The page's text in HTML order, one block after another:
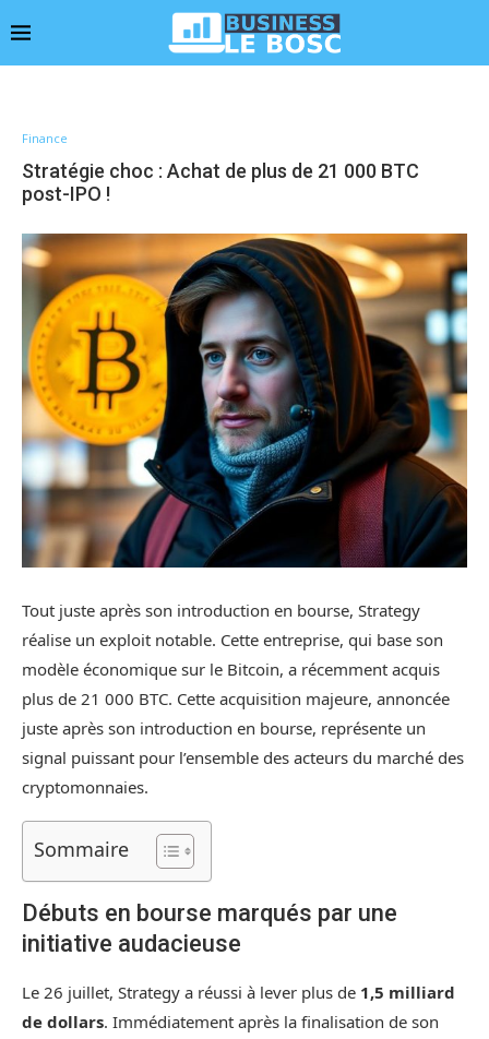
Finance
Stratégie choc : Achat de plus de 21 000 BTC
post-IPO !
Tout juste après son introduction en bourse, Strategy
réalise un exploit notable. Cette entreprise, qui base son
modèle économique sur le Bitcoin, a récemment acquis
plus de 21 000 BTC. Cette acquisition majeure, annoncée
juste après son introduction en bourse, représente un
signal puissant pour l’ensemble des acteurs du marché des
cryptomonnaies.
Sommaire
Débuts en bourse marqués par une
initiative audacieuse
Le 26 juillet, Strategy a réussi à lever plus de 1,5 milliard
de dollars. Immédiatement après la finalisation de son